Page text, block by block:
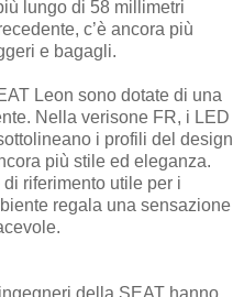
lungo di 58 millimetri
c’è ancora più
e bagagli.
Leon sono dotate di una
Nella verisone FR, i LED
i profili del design
più stile ed eleganza.
riferimento utile per i
regala una sensazione
della SEAT hanno